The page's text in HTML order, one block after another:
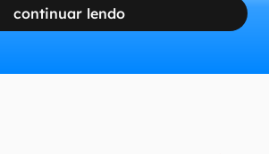
continuar lendo